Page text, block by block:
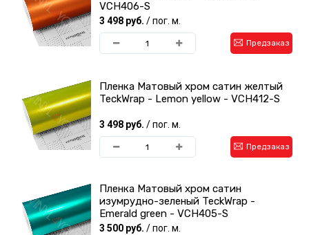
VCH406-S
3 498 руб. / пог. м.
Предзаказ
Пленка Матовый хром сатин желтый
TeckWrap - Lemon yellow - VCH412-S
3 498 руб. / пог. м.
Предзаказ
Пленка Матовый хром сатин
изумрудно-зеленый TeckWrap -
Emerald green - VCH405-S
3 500 руб. / пог. м.